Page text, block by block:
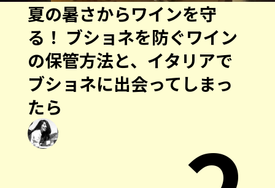
夏の暑さからワインを守
る！ ブショネを防ぐワイン
の保管方法と、イタリアで
ブショネに出会ってしまっ
たら